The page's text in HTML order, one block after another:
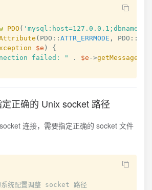
PDO (
( PDO :: ATTR_ERRMODE , PDO ::
$e )
{
failed: " . $e ->getMessage
正确的 Unix socket 路径
连接，需要指定正确的 socket 文件
统配置调整 socket 路径